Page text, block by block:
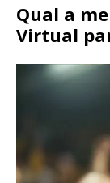
Qual a
Virtual